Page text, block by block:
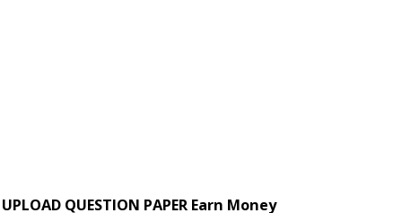
UPLOAD QUESTION PAPER Earn Money